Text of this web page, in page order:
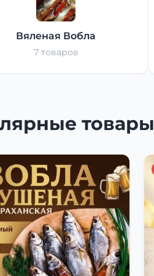
Вяленая Вобла
7 товаров
товары